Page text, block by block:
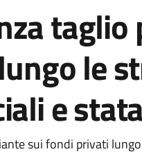
le
e
sui fondi privati